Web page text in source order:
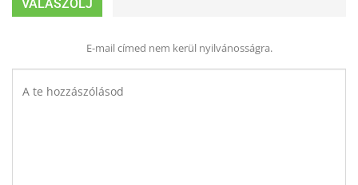
VÁLASZOLJ
E-mail címed nem kerül nyilvánosságra.